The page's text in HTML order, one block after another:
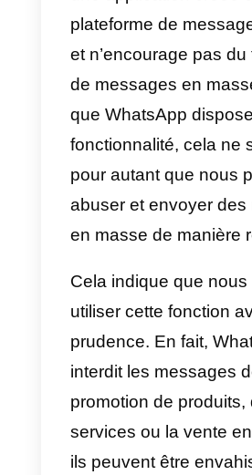
plusieurs
électronique
populaire;
actuellement
d’envoyer des
avec des
WhatsApp ou
En fait, avec
pouvez envoyer
massifs en
contacts
envoyant